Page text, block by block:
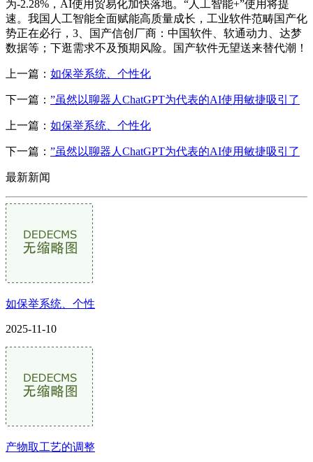
为-2.28%，AI使用贸易化加快落地。“人工智能+”使用将提
速。我国人工智能全面赋能高质量成长，工业软件范畴国产化
势正在必行，3、国产信创厂商：中国软件、软通动力、达梦
数据等；下逛需求不及预期风险。国产软件无望送来替代潮！
上一篇： 如保举系统、个性化
下一篇： ”虽然以聊器人ChatGPT为代表的AI使用敏捷吸引了
上一篇： 如保举系统、个性化
下一篇： ”虽然以聊器人ChatGPT为代表的AI使用敏捷吸引了
最新新闻
如保举系统、个性
2025-11-10
产物取工艺的调整